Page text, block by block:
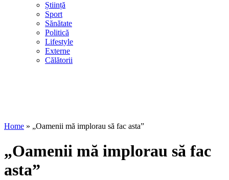
Știință
Sport
Sănătate
Politică
Lifestyle
Externe
Călătorii
Home » „Oamenii mă implorau să fac asta”
„Oamenii mă implorau să fac
asta”